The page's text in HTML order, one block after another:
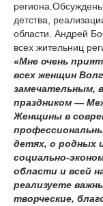
детства,
области. Андрей
всех жительниц
«Мне очень
всех женщин
замечательным,
праздником —
Женщины в
детях, о родных
социально-
области и всей
реализуете
творческие,